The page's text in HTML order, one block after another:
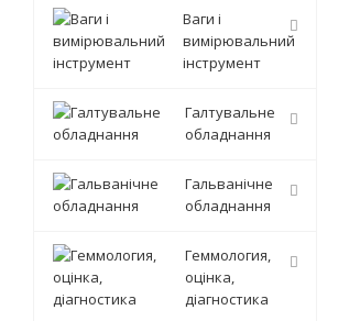
Ваги і
вимірювальний
інструмент
Галтувальне
обладнання
Гальванічне
обладнання
Геммология,
оцінка,
діагностика